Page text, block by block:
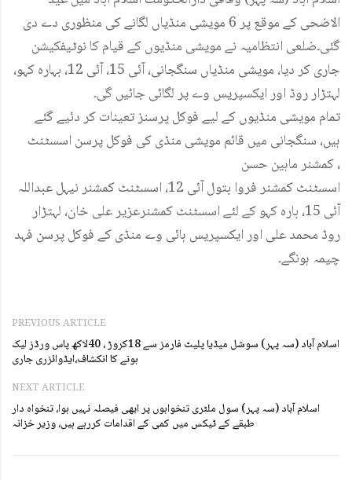
الاضحی کے موقع پر 6 مویشی منڈیاں لگانے کی منظوری دے دی
گئی۔ضلعی انتظامیہ نے مویشی منڈیوں کے قیام کا نوٹیفکیشن
جاری کر دیا، مویشی منڈیاں سنگجانی، آئی 15، آئی 12، بہارہ کہو،
لہتڑار روڈ اور ایکسپریس وے پر لگائی جائیں گی۔
تمام مویشی منڈیوں کے لیے فوکل پرسنز تعینات کر دئیے گئے
ہیں، سنگجانی میں قائم مویشی منڈی کی فوکل پرسن اسسٹنٹ
کمشنر ماہین حسن ،
اسسٹنٹ کمشنر فروا بتول آئی 12، اسسٹنٹ کمشنر نیہل عبداللہ
آئی 15، بارہ کہو کے لئے اسسٹنٹ کمشنرعزیر علی خان، لہتڑار
روڈ محمد علی اور ایکسپریس ہائی وے منڈی کے فوکل پرسن فہد
چیمہ ہونگے۔
PREVIOUS ARTICLE
اسلام آباد (سہ پہر) سوشل میڈیا پلیٹ فارمز سے 18کروڑ ، 40لاکھ پاس ورڈز لیک
ہونے کا انکشاف،ایڈوائزری جاری
NEXT ARTICLE
اسلام آباد (سہ پہر) سول ملٹری تنخواہوں پر ابھی فیصلہ نہیں ہوا، تنخواہ دار
طبقے کے ٹیکس میں کمی کے اقدامات کررہے ہیں، وزیر خزانہ